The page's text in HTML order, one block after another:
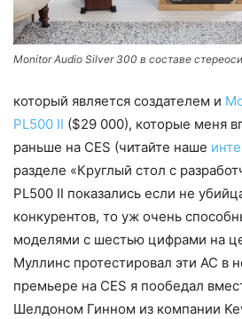
Monitor Audio Silver 300 в составе
который является создателем и
PL500 II ($29 000), которые меня
раньше на CES (читайте наше
разделе «Круглый стол с
PL500 II показались если не
конкурентов, то уж очень
моделями с шестью цифрами на
Муллинс протестировал эти АС в
премьере на CES я пообедал
Шелдоном Гинном из компании